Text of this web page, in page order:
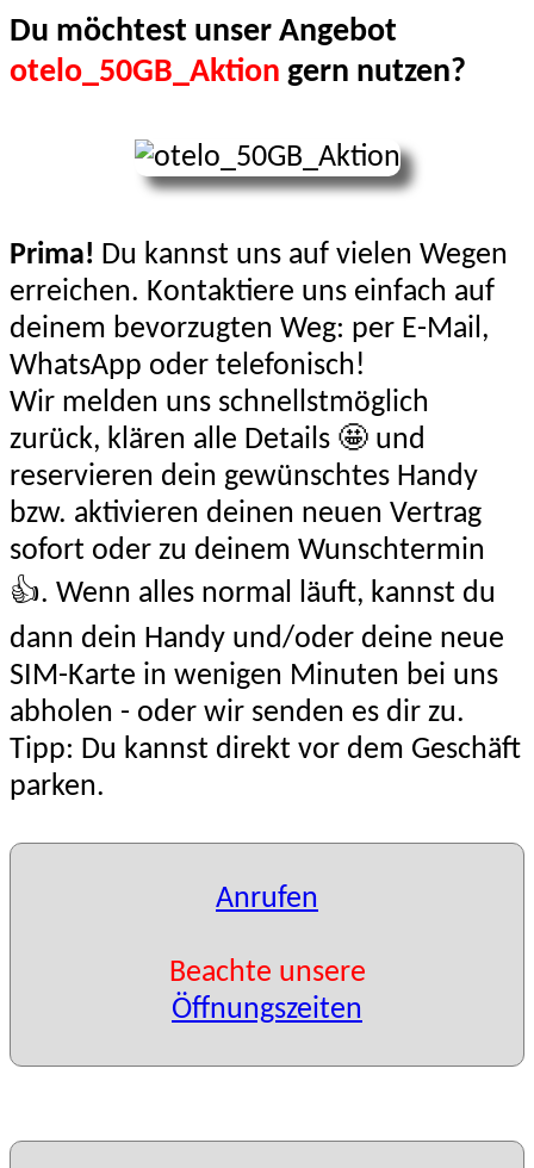
Du möchtest unser Angebot
otelo_50GB_Aktion gern nutzen?
Prima! Du kannst uns auf vielen Wegen
erreichen. Kontaktiere uns einfach auf
deinem bevorzugten Weg: per E-Mail,
WhatsApp oder telefonisch!
Wir melden uns schnellstmöglich
zurück, klären alle Details 🤩 und
reservieren dein gewünschtes Handy
bzw. aktivieren deinen neuen Vertrag
sofort oder zu deinem Wunschtermin
👍. Wenn alles normal läuft, kannst du
dann dein Handy und/oder deine neue
SIM-Karte in wenigen Minuten bei uns
abholen - oder wir senden es dir zu.
Tipp: Du kannst direkt vor dem Geschäft
parken.
Anrufen
Beachte unsere
Öffnungszeiten